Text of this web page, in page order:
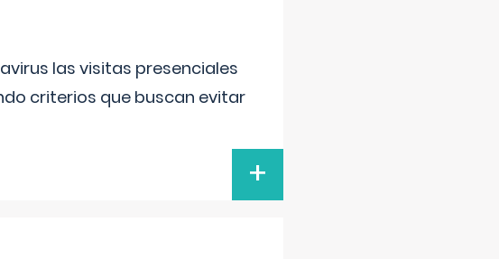
las visitas presenciales
criterios que buscan evitar
+